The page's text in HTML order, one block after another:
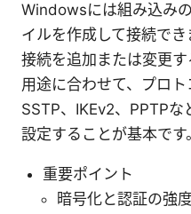
Windowsには組み込み
イルを作成して接続で
接続を追加または変更
用途に合わせて、プロト
SSTP、IKEv2、PPTP
設定することが基本です。
重要ポイント
暗号化と認証の強